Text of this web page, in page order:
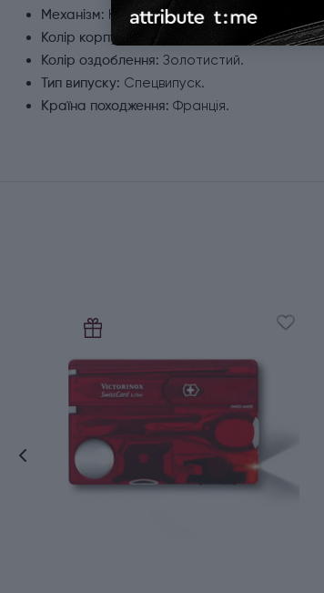
Механізм: Ковпачок.
Колір корпусу:
Колір оздоблення: Золотистий.
Тип випуску: Спецвипуск.
Країна походження: Франція.